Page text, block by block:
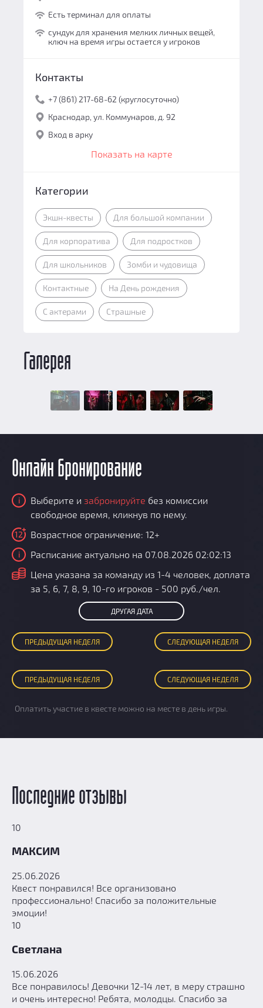
Есть терминал для оплаты
сундук для хранения мелких личных вещей,
ключ на время игры остается у игроков
Контакты
+7 (861) 217-68-62 (круглосуточно)
Краснодар, ул. Коммунаров, д. 92
Вход в арку
Показать на карте
Категории
Экшн-квесты Для большой компании
Для корпоратива Для подростков
Для школьников Зомби и чудовища
Контактные На День рождения
С актерами Страшные
Галерея
Онлайн бронирование
i Выберите и забронируйте без комиссии
свободное время, кликнув по нему.
12 Возрастное ограничение: 12+
i Расписание актуально на 07.08.2026 02:02:13
i
Цена указана за команду из 1-4 человек, доплата
за 5, 6, 7, 8, 9, 10-го игроков - 500 руб./чел.
ДРУГАЯ ДАТА
ПРЕДЫДУЩАЯ НЕДЕЛЯ СЛЕДУЮЩАЯ НЕДЕЛЯ
ПРЕДЫДУЩАЯ НЕДЕЛЯ СЛЕДУЮЩАЯ НЕДЕЛЯ
Оплатить участие в квесте можно на месте в день игры.
Последние отзывы
10
МАКСИМ
25.06.2026
Квест понравился! Все организовано
профессионально! Спасибо за положительные
эмоции!
10
Светлана
15.06.2026
Все понравилось! Девочки 12-14 лет, в меру страшно
и очень интересно! Ребята, молодцы. Спасибо за